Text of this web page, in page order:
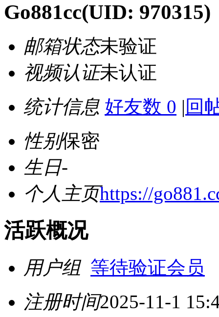
Go881cc(UID: 970315)
邮箱状态未验证
视频认证未认证
统计信息 好友数 0 | 回
性别保密
生日-
个人主页https://
活跃概况
用户组 等待验证会员
注册时间2025-11-1